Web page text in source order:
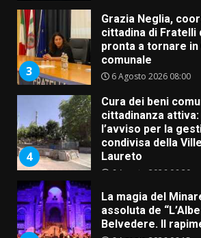
3
Grazia Neglia,
cittadina di Fratelli
pronta a tornare in
comunale
6 Agosto 2026 08:00
4
Cura dei beni
cittadinanza attiva:
l’avviso per la
condivisa della
Laureto
6 Agosto 2026 06:20
La magia del
assoluta de
Belvedere. Il